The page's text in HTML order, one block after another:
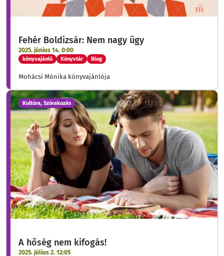
Fehér Boldizsár: Nem nagy ügy
2025. június 14. 0:00
könyvajánló Könyvtár Blog
Mohácsi Mónika könyvajánlója
Kultúra, Szórakozás
A hőség nem kifogás!
2025. július 2. 12:05